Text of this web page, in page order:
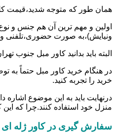
همان طور که متوجه شدید،قیمت
ونیایش)،به صورت حضوری،تلفنی و
البته باید بدانید کاور مبل
در هنگام خرید کاور مبل حتماً به
خرید را تجربه کنید.
درنهایت باید به این موضوع
منزل خود استفاده کنند.چرا که
سفارش گیری در کاور ژله ای